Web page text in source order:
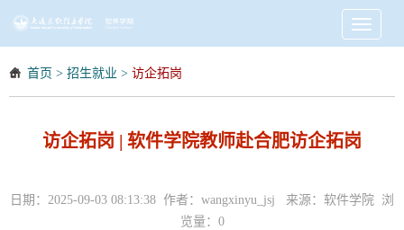
Toggle
首页 > 招生就业 > 访企拓岗
访企拓岗 | 软件学院教师赴合肥访企拓岗
日期：2025-09-03 08:13:38 作者：wangxinyu_jsj 来源：软件学院 浏
览量： 0